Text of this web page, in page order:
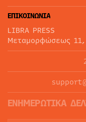
ΕΠΙΚΟΙΝΩΝΙΑ
LIBRA PRESS
Μεταμορφώσεως
ΕΝΗΜΕΡΩΤΙΚΑ